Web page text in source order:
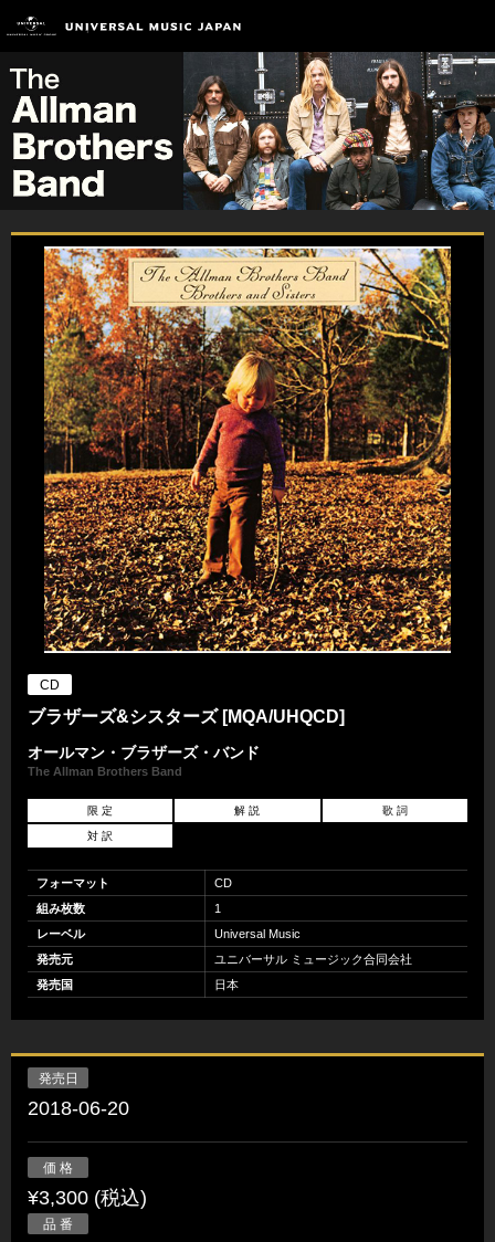
CD
ブラザーズ&シスターズ [MQA/UHQCD]
オールマン・ブラザーズ・バンド
The Allman Brothers Band
限 定 解 説 歌 詞
対 訳
フォーマット
CD
組み枚数
1
レーベル
Universal Music
発売元
ユニバーサル ミュージック合同会社
発売国
日本
発売日
2018-06-20
価 格
¥3,300 (税込)
品 番